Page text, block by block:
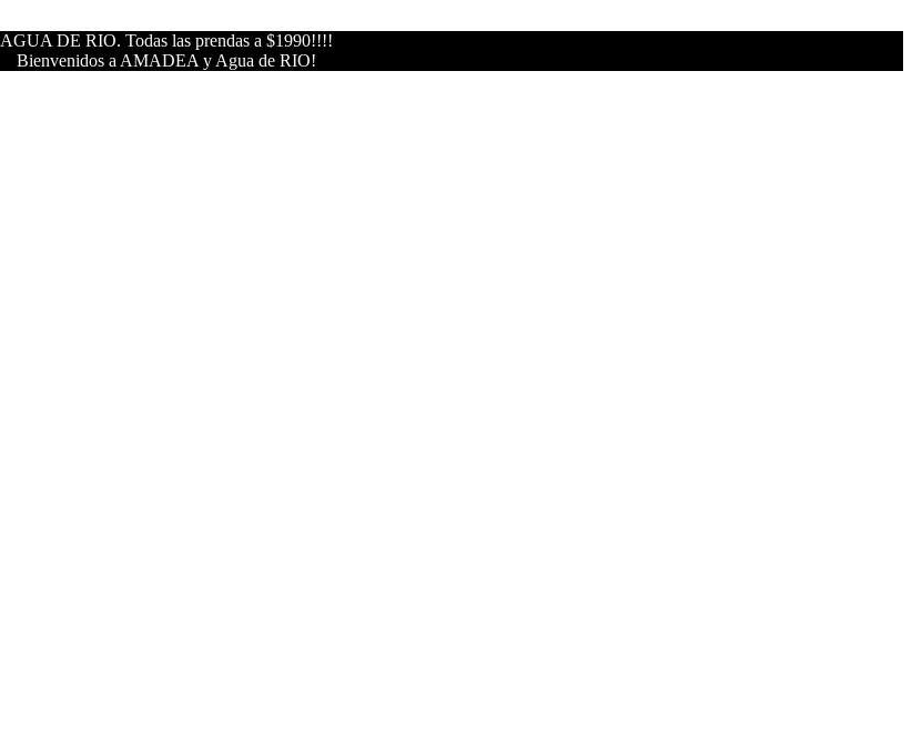
AGUA DE RIO. Todas las prendas a $1990!!!!
Bienvenidos a AMADEA y Agua de RIO!